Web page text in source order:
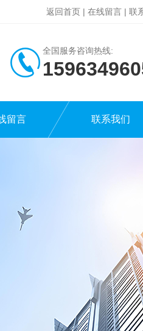
返回首页 | 在线留言 | 联
全国服务咨询热线:
留言 联系我们